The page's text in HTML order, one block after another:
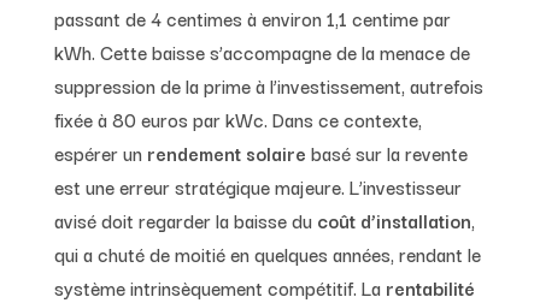
passant de 4 centimes à environ 1,1 centime par
kWh. Cette baisse s’accompagne de la menace de
suppression de la prime à l’investissement, autrefois
fixée à 80 euros par kWc. Dans ce contexte,
espérer un rendement solaire basé sur la revente
est une erreur stratégique majeure. L’investisseur
avisé doit regarder la baisse du coût d’installation,
qui a chuté de moitié en quelques années, rendant le
système intrinsèquement compétitif. La rentabilité